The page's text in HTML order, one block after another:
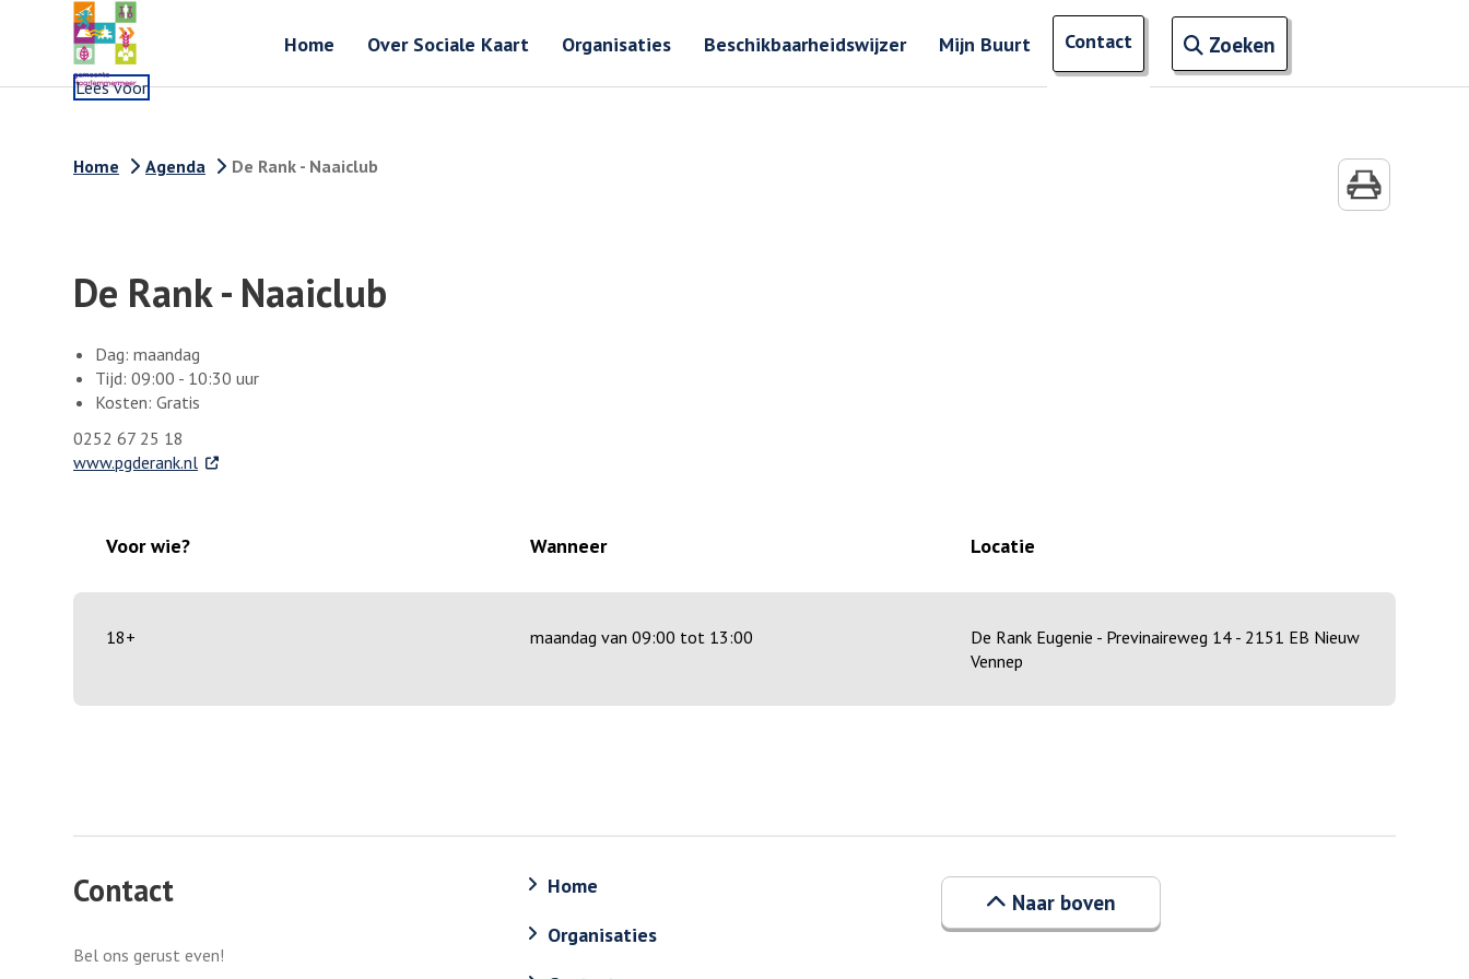
Home Over Sociale Kaart Organisaties Beschikbaarheidswijzer Mijn Buurt Contact ZoekenOpen zoekveld
Lees voor
Zoeken naar ingevoerde termen
Home Agenda De Rank - Naaiclub
De Rank - Naaiclub
Dag: maandag
Tijd: 09:00 - 10:30 uur
Kosten: Gratis
0252 67 25 18
www.pgderank.nl. Externe link
Voor wie? Wanneer Locatie
18+ maandag van 09:00 tot 13:00
De Rank Eugenie - Previnaireweg 14 - 2151 EB Nieuw
Vennep
Contact
Bel ons gerust even!
Home
Organisaties
Naar boven